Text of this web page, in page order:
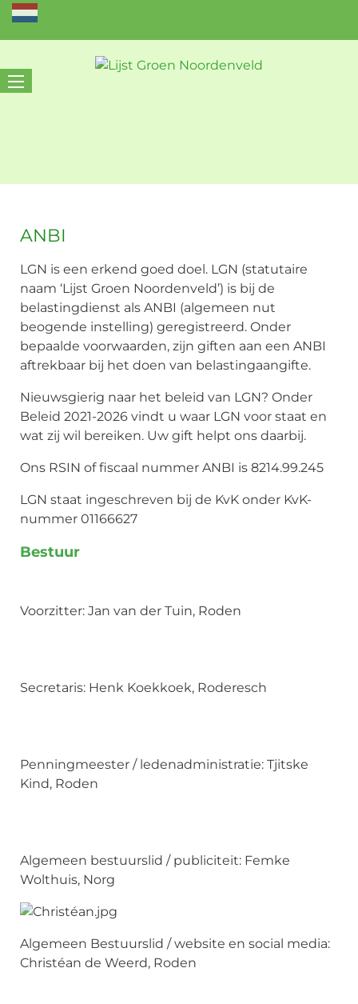
ANBI
LGN is een erkend goed doel. LGN (statutaire
naam ‘Lijst Groen Noordenveld’) is bij de
belastingdienst als ANBI (algemeen nut
beogende instelling) geregistreerd. Onder
bepaalde voorwaarden, zijn giften aan een ANBI
aftrekbaar bij het doen van belastingaangifte.
Nieuwsgierig naar het beleid van LGN? Onder
Beleid 2021-2026 vindt u waar LGN voor staat en
wat zij wil bereiken. Uw gift helpt ons daarbij.
Ons RSIN of fiscaal nummer ANBI is 8214.99.245
LGN staat ingeschreven bij de KvK onder KvK-
nummer 01166627
Bestuur
Voorzitter: Jan van der Tuin, Roden
Secretaris: Henk Koekkoek, Roderesch
Penningmeester / ledenadministratie: Tjitske
Kind, Roden
Algemeen bestuurslid / publiciteit: Femke
Wolthuis, Norg
Algemeen Bestuurslid / website en social media:
Christéan de Weerd, Roden